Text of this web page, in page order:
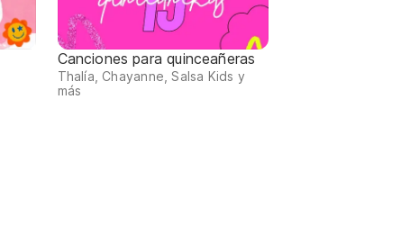
Canciones para quinceañeras
Thalía, Chayanne, Salsa Kids y
más